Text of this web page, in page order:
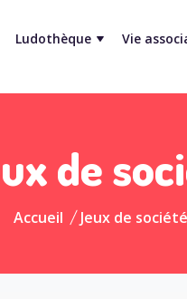
Ludothèque Vie
de
Accueil Jeux de société